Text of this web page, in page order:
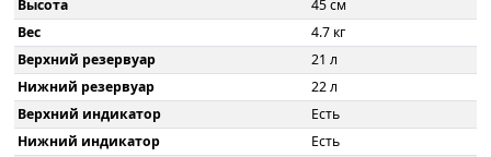
Высота
45 см
Вес
4.7 кг
Верхний резервуар
21 л
Нижний резервуар
22 л
Верхний индикатор
Есть
Нижний индикатор
Есть